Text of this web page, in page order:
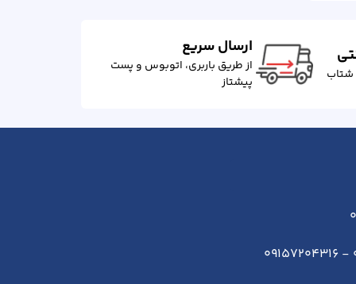
شتاب
ارسال سریع
از طریق باربری، اتوبوس و پست
پیشتاز